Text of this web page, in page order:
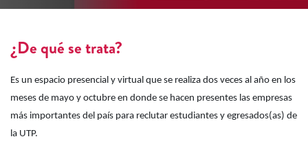
¿De qué se trata?
Es un espacio presencial y virtual que se realiza dos veces al año en los
meses de mayo y octubre en donde se hacen presentes las empresas
más importantes del país para reclutar estudiantes y egresados(as) de
la UTP.